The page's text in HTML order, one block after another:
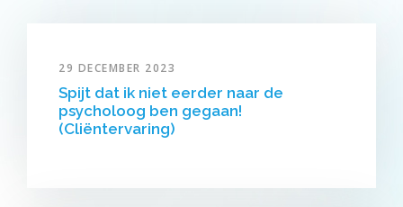
29 DECEMBER 2023
Spijt dat ik niet eerder naar de
psycholoog ben gegaan!
(Cliëntervaring)